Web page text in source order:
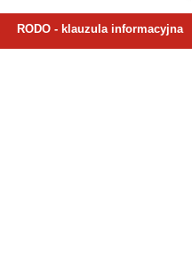
RODO - klauzula informacyjna